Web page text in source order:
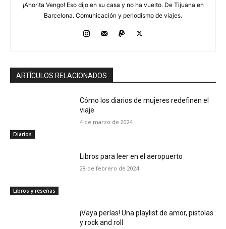
¡Ahorita Vengo! Eso dijo en su casa y no ha vuelto. De Tijuana en
Barcelona. Comunicación y periodismo de viajes.
ARTÍCULOS RELACIONADOS
Diarios
Cómo los diarios de mujeres redefinen el
viaje
4 de marzo de 2024
Libros y reseñas
Libros para leer en el aeropuerto
28 de febrero de 2024
¡Vaya perlas! Una playlist de amor, pistolas
y rock and roll